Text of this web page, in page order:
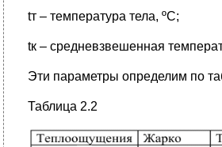
tт – температура тела, ºС;
tк – средневзвешенная
Эти параметры определим по
Таблица 2.2